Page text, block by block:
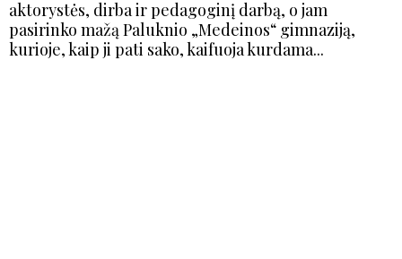
aktorystės, dirba ir pedagoginį darbą, o jam
pasirinko mažą Paluknio „Medeinos“ gimnaziją,
kurioje, kaip ji pati sako, kaifuoja kurdama...